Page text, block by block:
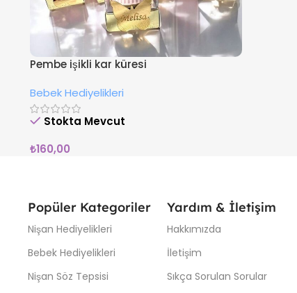
Pembe işikli kar küresi
Bebek Hediyelikleri
Stokta Mevcut
₺160,00
Popüler Kategoriler
Nişan Hediyelikleri
Bebek Hediyelikleri
Nişan Söz Tepsisi
Yardım & İletişim
Hakkımızda
İletişim
Sıkça Sorulan Sorular